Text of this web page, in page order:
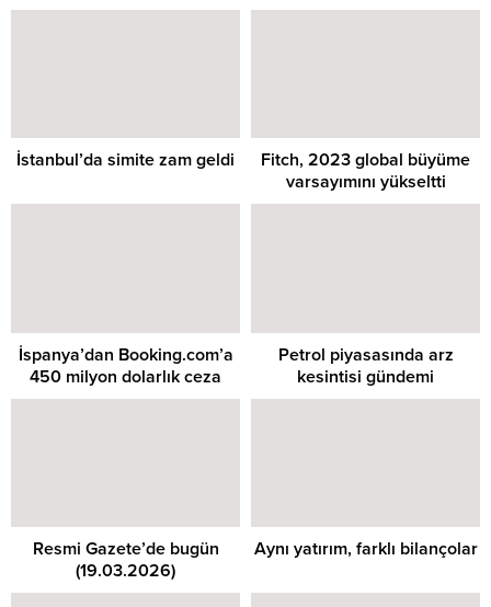
İstanbul’da simite zam geldi
Fitch, 2023 global büyüme
varsayımını yükseltti
İspanya’dan Booking.com’a
450 milyon dolarlık ceza
Petrol piyasasında arz
kesintisi gündemi
Resmi Gazete’de bugün
(19.03.2026)
Aynı yatırım, farklı bilançolar